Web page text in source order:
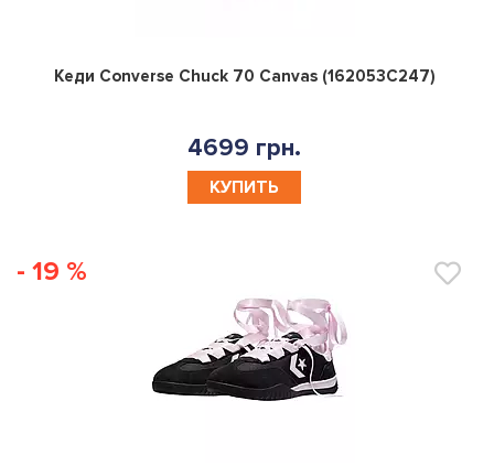
0
Кеди Converse Chuck 70 Canvas (162053C247)
4699 грн.
КУПИТЬ
- 19 %